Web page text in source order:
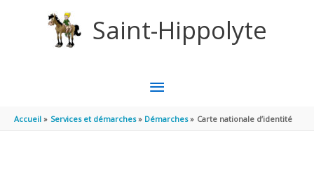
Saint-Hippolyte
MENU
PRINCIPAL
Accueil Services et démarches Démarches Carte nationale d’identité